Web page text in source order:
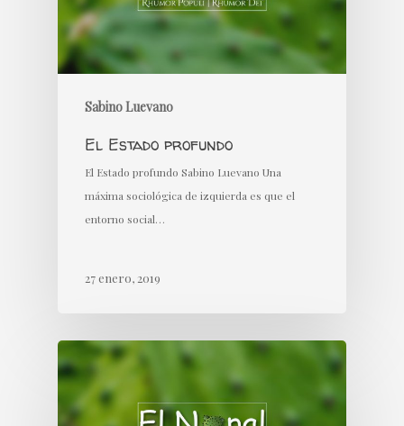
Sabino Luevano
El Estado profundo
El Estado profundo Sabino Luevano Una
máxima sociológica de izquierda es que el
entorno social…
27 enero, 2019